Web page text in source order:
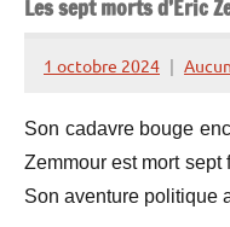
Les sept morts d’Éric
1 octobre 2024
Henry
Lesquen
Son cadavre bouge
Zemmour est mort sept
Son aventure politique